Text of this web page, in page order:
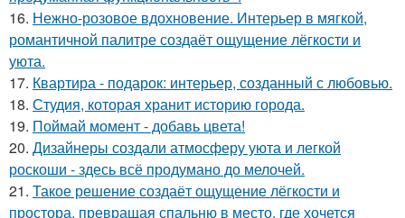
16. Нежно-розовое вдохновение. Интерьер в мягкой,
романтичной палитре создаёт ощущение лёгкости и
уюта.
17. Квартира - подарок: интерьер, созданный с любовью.
18. Студия, которая хранит историю города.
19. Поймай момент - добавь цвета!
20. Дизайнеры создали атмосферу уюта и легкой
роскоши - здесь всё продумано до мелочей.
21. Такое решение создаёт ощущение лёгкости и
простора, превращая спальню в место, где хочется